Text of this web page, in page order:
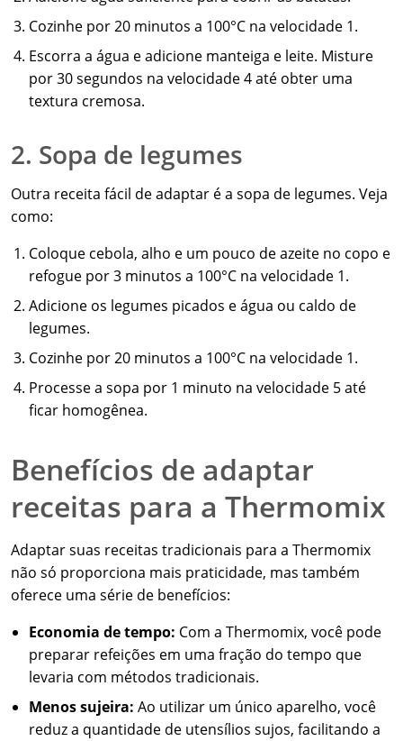
Cozinhe por 20 minutos a 100°C na velocidade 1.
Escorra a água e adicione manteiga e leite. Misture
por 30 segundos na velocidade 4 até obter uma
textura cremosa.
2. Sopa de legumes
Outra receita fácil de adaptar é a sopa de legumes. Veja
como:
Coloque cebola, alho e um pouco de azeite no copo e
refogue por 3 minutos a 100°C na velocidade 1.
Adicione os legumes picados e água ou caldo de
legumes.
Cozinhe por 20 minutos a 100°C na velocidade 1.
Processe a sopa por 1 minuto na velocidade 5 até
ficar homogênea.
Benefícios de adaptar
receitas para a Thermomix
Adaptar suas receitas tradicionais para a Thermomix
não só proporciona mais praticidade, mas também
oferece uma série de benefícios:
Economia de tempo: Com a Thermomix, você pode
preparar refeições em uma fração do tempo que
levaria com métodos tradicionais.
Menos sujeira: Ao utilizar um único aparelho, você
reduz a quantidade de utensílios sujos, facilitando a